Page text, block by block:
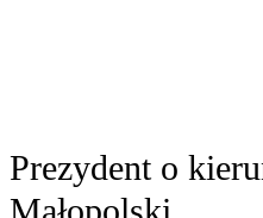
Prezydent o